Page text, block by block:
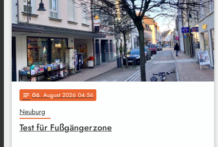
notes 06. August 2026 04:56
Neuburg
Test für Fußgängerzone